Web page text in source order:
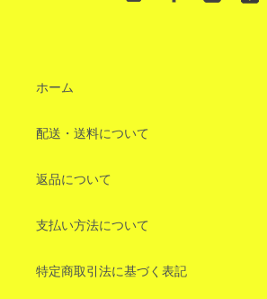
ホーム
配送・送料について
返品について
支払い方法について
特定商取引法に基づく表記